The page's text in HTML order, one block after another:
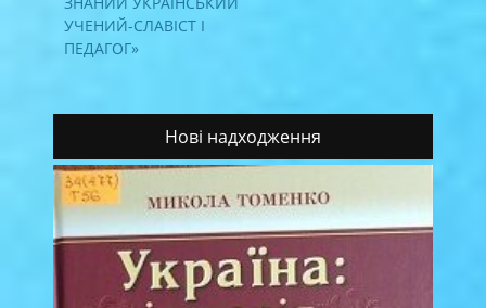
УЧЕНИЙ-СЛАВІСТ І
ПЕДАГОГ»
Нові надходження